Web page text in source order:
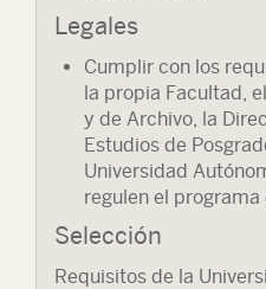
Legales
Cumplir con los
la propia Facultad,
y de Archivo, la
Estudios de
Universidad
regulen el programa
Selección
Requisitos de la